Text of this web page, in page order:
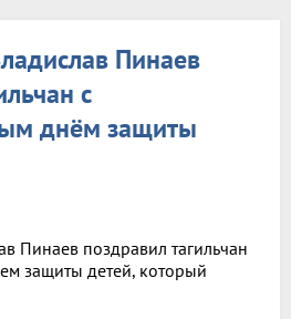
Пинаев
с
днём защиты
Пинаев поздравил тагильчан
защиты детей, который